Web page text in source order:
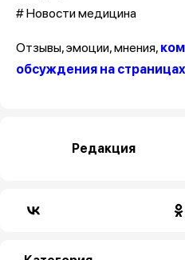
# Новости медицина
Отзывы, эмоции, мнения,
обсуждения на
Редакция